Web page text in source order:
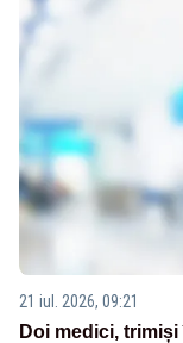
21 iul. 2026, 09:21
Doi medici,